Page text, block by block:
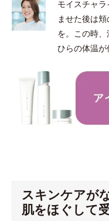
モイスチャ
ませた後は
を。この時
ひらの体温が
スキンケアが
肌をほぐして